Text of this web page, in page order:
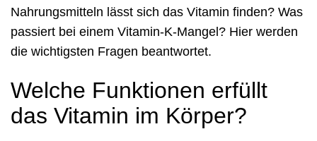
Nahrungsmitteln lässt sich das Vitamin finden? Was
passiert bei einem Vitamin-K-Mangel? Hier werden
die wichtigsten Fragen beantwortet.
Welche Funktionen erfüllt
das Vitamin im Körper?